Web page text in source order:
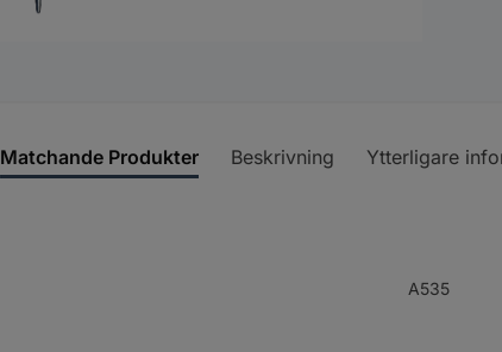
Matchande Produkter Beskrivning Ytterligare
A535